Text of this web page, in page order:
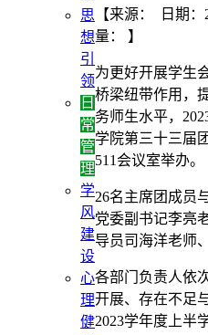
思
想
引
领
日
常
管
理
学
风
建
设
心
理
健
【来源： 日期
量：
】
为更好开展学生
桥梁纽带作用，
务师生水平，
学院第三十三届
511会议室举办。
26名主席团成员
党委副书记李亮
导员司海洋老师
各部门负责人依
开展、存在不足
2023学年度上半